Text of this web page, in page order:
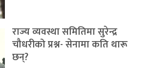
राज्य व्यवस्था समितिमा सुरेन्द्र
चौधरीको प्रश्न- सेनामा कति थारू
छन्?